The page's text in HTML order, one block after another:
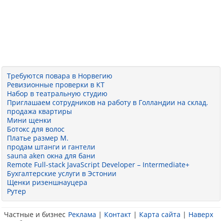
Требуются повара в Норвегию
Ревизионные проверки в КТ
Набор в театральную студию
Приглашаем сотрудников на работу в Голландии на склад.
продажа квартиры
Мини щенки
Ботокс для волос
Платье размер М.
продам штанги и гантели
sauna aken окна для бани
Remote Full-stack JavaScript Developer – Intermediate+
Бухгалтерские услуги в Эстонии
Щенки ризеншнауцера
Рутер
Реклама | Контакт | Карта сайта | Наверх
Частные и бизнес